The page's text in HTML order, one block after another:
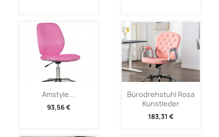
Amstyle...
93,56 €
Bürodrehstuhl Rosa
Kunstleder
183,31 €